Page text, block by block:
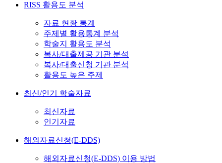
RISS 활용도 분석
자료 현황 통계
주제별 활용통계 분석
학술지 활용도 분석
복사/대출제공 기관 분석
복사/대출신청 기관 분석
활용도 높은 주제
최신/인기 학술자료
최신자료
인기자료
해외자료신청(E-DDS)
해외자료신청(E-DDS) 이용 방법